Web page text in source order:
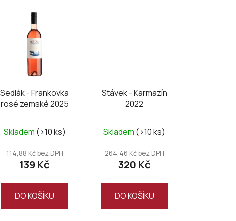
d
u
t
ů
Sedlák - Frankovka
rosé zemské 2025
Skladem (>10 ks)
114,88 Kč bez DPH
139 Kč
DO KOŠÍKU
Stávek - Karmazín
2022
Skladem (>10 ks)
264,46 Kč bez DPH
320 Kč
DO KOŠÍKU